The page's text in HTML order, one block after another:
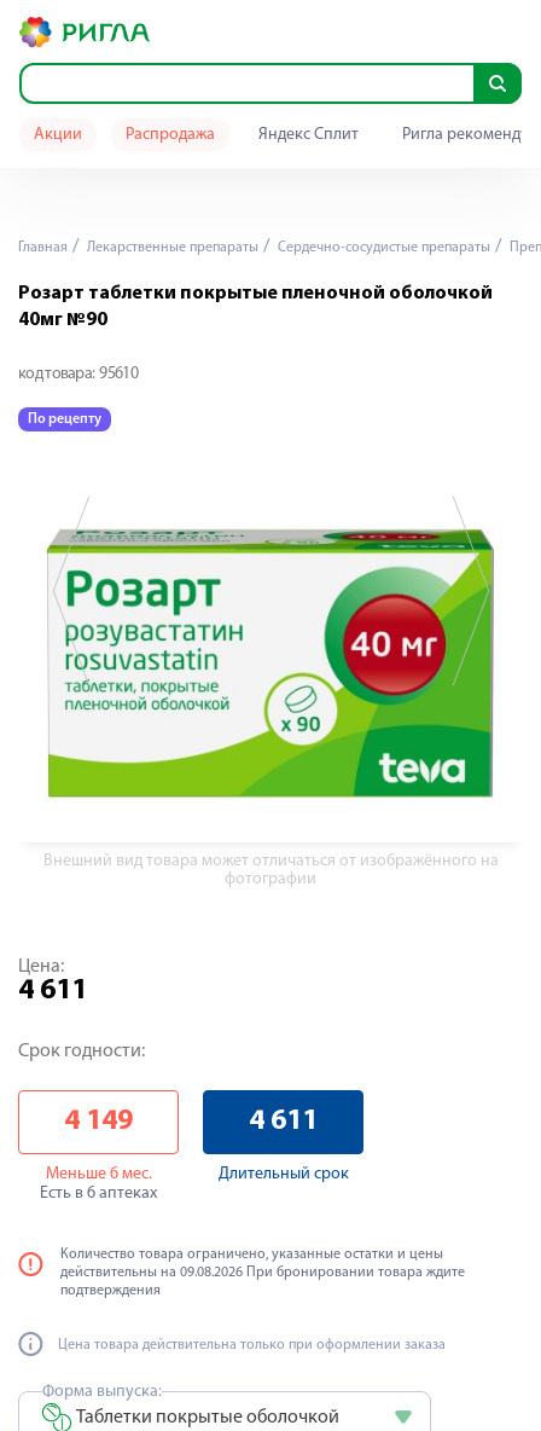
Акции Распродажа Яндекс Сплит Ригла
Главная Лекарственные препараты Сердечно-сосудистые препараты
Розарт таблетки покрытые пленочной оболочкой
40мг №90
код товара: 95610
По рецепту
Внешний вид товара может отличаться от изображённого на
фотографии
Цена:
4 611
Срок годности:
4 149
Меньше 6 мес.
Есть в 6 аптеках
4 611
Длительный срок
Количество товара ограничено, указанные остатки и цены
действительны на 09.08.2026 При бронировании товара ждите
подтверждения
Цена товара действительна только при оформлении заказа
Форма выпуска:
Таблетки покрытые оболочкой